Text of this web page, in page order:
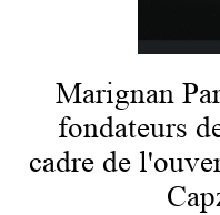
Marignan
fondateurs
cadre de